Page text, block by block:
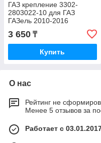
ГАЗ крепление 3302-
2803022-10 для ГАЗ
ГАЗель 2010-2016
3 650 ₸
Купить
О нас
Рейтинг не
Менее 5 отзывов за
Работает с